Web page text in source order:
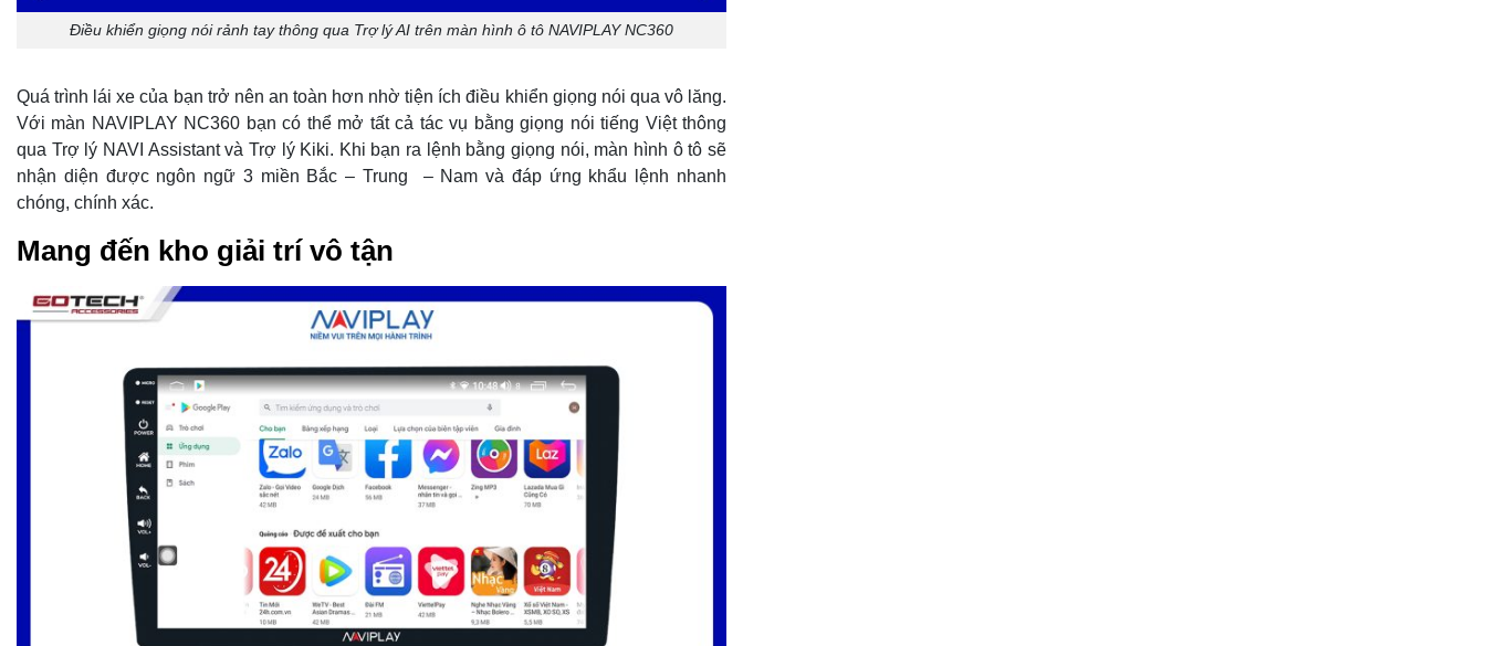
Điều khiển giọng nói rảnh tay thông qua Trợ lý AI trên màn hình ô tô NAVIPLAY NC360
Quá trình lái xe của bạn trở nên an toàn hơn nhờ tiện ích điều khiển giọng nói qua vô lăng.
Với màn NAVIPLAY NC360 bạn có thể mở tất cả tác vụ bằng giọng nói tiếng Việt thông
qua Trợ lý NAVI Assistant và Trợ lý Kiki. Khi bạn ra lệnh bằng giọng nói, màn hình ô tô sẽ
nhận diện được ngôn ngữ 3 miền Bắc – Trung – Nam và đáp ứng khẩu lệnh nhanh
chóng, chính xác.
Mang đến kho giải trí vô tận